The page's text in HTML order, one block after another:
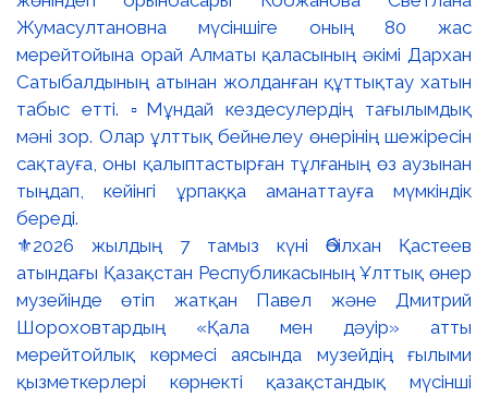
⚜️2026 жылдың 7 тамыз күні Әбілхан Қастеев
атындағы Қазақстан Республикасының Ұлттық өнер
музейінде өтіп жатқан Павел және Дмитрий
Шороховтардың «Қала мен дәуір» атты
мерейтойлық көрмесі аясында музейдің ғылыми
қызметкерлері көрнекті қазақстандық мүсінші